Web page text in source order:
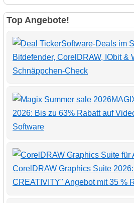
Top Angebote!
Software-Deals im
Bitdefender, CorelDRAW, IObit &
Schnäppchen-Check
2026: Bis zu 63% Rabatt auf
Software
CorelDRAW Graphics Suite
CREATIVITY" Angebot mit 35 %